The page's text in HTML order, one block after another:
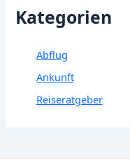
Kategorien
Abflug
Ankunft
Reiseratgeber